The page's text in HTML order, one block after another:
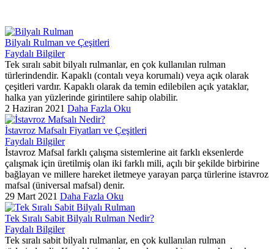
Bilyalı Rulman ve Çeşitleri
Faydalı Bilgiler
Tek sıralı sabit bilyalı rulmanlar, en çok kullanılan rulman
türlerindendir. Kapaklı (contalı veya korumalı) veya açık olarak
çeşitleri vardır. Kapaklı olarak da temin edilebilen açık yataklar,
halka yan yüzlerinde girintilere sahip olabilir.
2 Haziran 2021 Daha Fazla Oku
İstavroz Mafsalı Fiyatları ve Çeşitleri
Faydalı Bilgiler
İstavroz Mafsal farklı çalışma sistemlerine ait farklı eksenlerde
çalışmak için üretilmiş olan iki farklı mili, açılı bir şekilde birbirine
bağlayan ve millere hareket iletmeye yarayan parça türlerine istavroz
mafsal (üniversal mafsal) denir.
29 Mart 2021 Daha Fazla Oku
Tek Sıralı Sabit Bilyalı Rulman Nedir?
Faydalı Bilgiler
Tek sıralı sabit bilyalı rulmanlar, en çok kullanılan rulman